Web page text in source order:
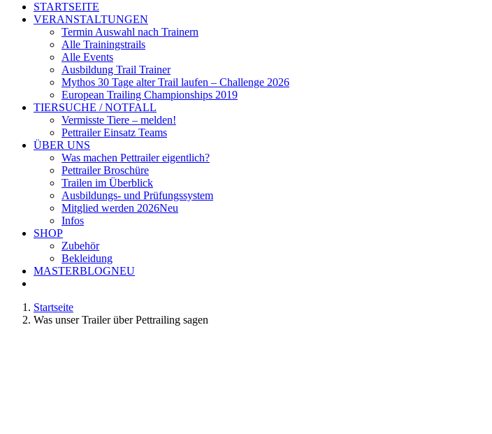
STARTSEITE
VERANSTALTUNGEN
Termin Auswahl nach Trainern
Alle Trainingstrails
Alle Events
Ausbildung Trail Trainer
Mythos 30 Tage alter Trail laufen – Challenge 2026
European Trailing Championships 2019
TIERSUCHE / NOTFALL
Vermisste Tiere – melden!
Pettrailer Einsatz Teams
ÜBER UNS
Was machen Pettrailer eigentlich?
Pettrailer Broschüre
Trailen im Überblick
Ausbildungs- und Prüfungssystem
Mitglied werden 2026Neu
Infos
SHOP
Zubehör
Bekleidung
MASTERBLOGNEU
Startseite
Was unser Trailer über Pettrailing sagen